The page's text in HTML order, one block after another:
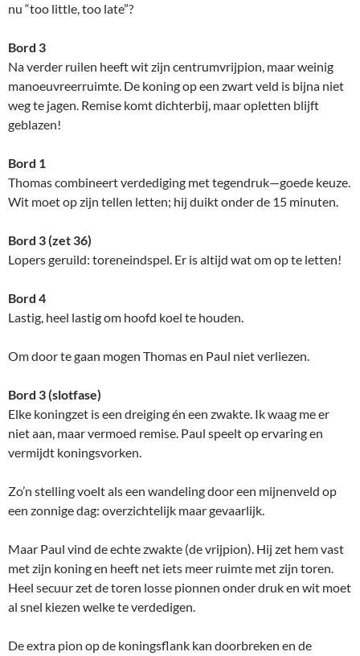
nu “too little, too late”?
Bord 3
Na verder ruilen heeft wit zijn centrumvrijpion, maar weinig
manoeuvreerruimte. De koning op een zwart veld is bijna niet
weg te jagen. Remise komt dichterbij, maar opletten blijft
geblazen!
Bord 1
Thomas combineert verdediging met tegendruk—goede keuze.
Wit moet op zijn tellen letten; hij duikt onder de 15 minuten.
Bord 3 (zet 36)
Lopers geruild: toreneindspel. Er is altijd wat om op te letten!
Bord 4
Lastig, heel lastig om hoofd koel te houden.
Om door te gaan mogen Thomas en Paul niet verliezen.
Bord 3 (slotfase)
Elke koningzet is een dreiging én een zwakte. Ik waag me er
niet aan, maar vermoed remise. Paul speelt op ervaring en
vermijdt koningsvorken.
Zo’n stelling voelt als een wandeling door een mijnenveld op
een zonnige dag: overzichtelijk maar gevaarlijk.
Maar Paul vind de echte zwakte (de vrijpion). Hij zet hem vast
met zijn koning en heeft net iets meer ruimte met zijn toren.
Heel secuur zet de toren losse pionnen onder druk en wit moet
al snel kiezen welke te verdedigen.
De extra pion op de koningsflank kan doorbreken en de